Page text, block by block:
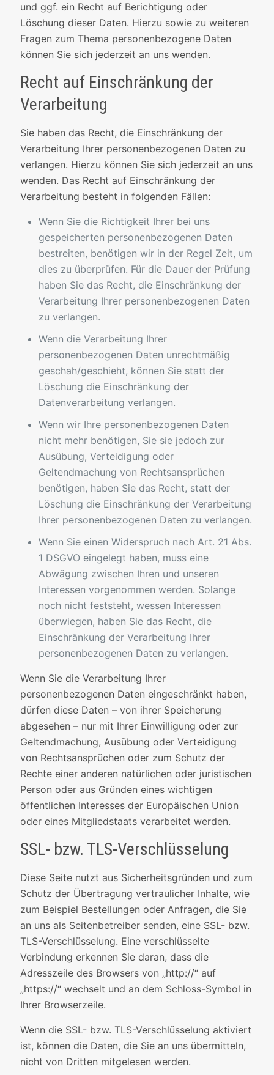
und ggf. ein Recht auf Berichtigung oder
Löschung dieser Daten. Hierzu sowie zu weiteren
Fragen zum Thema personenbezogene Daten
können Sie sich jederzeit an uns wenden.
Recht auf Einschränkung der
Verarbeitung
Sie haben das Recht, die Einschränkung der
Verarbeitung Ihrer personenbezogenen Daten zu
verlangen. Hierzu können Sie sich jederzeit an uns
wenden. Das Recht auf Einschränkung der
Verarbeitung besteht in folgenden Fällen:
Wenn Sie die Richtigkeit Ihrer bei uns
gespeicherten personenbezogenen Daten
bestreiten, benötigen wir in der Regel Zeit, um
dies zu überprüfen. Für die Dauer der Prüfung
haben Sie das Recht, die Einschränkung der
Verarbeitung Ihrer personenbezogenen Daten
zu verlangen.
Wenn die Verarbeitung Ihrer
personenbezogenen Daten unrechtmäßig
geschah/geschieht, können Sie statt der
Löschung die Einschränkung der
Datenverarbeitung verlangen.
Wenn wir Ihre personenbezogenen Daten
nicht mehr benötigen, Sie sie jedoch zur
Ausübung, Verteidigung oder
Geltendmachung von Rechtsansprüchen
benötigen, haben Sie das Recht, statt der
Löschung die Einschränkung der Verarbeitung
Ihrer personenbezogenen Daten zu verlangen.
Wenn Sie einen Widerspruch nach Art. 21 Abs.
1 DSGVO eingelegt haben, muss eine
Abwägung zwischen Ihren und unseren
Interessen vorgenommen werden. Solange
noch nicht feststeht, wessen Interessen
überwiegen, haben Sie das Recht, die
Einschränkung der Verarbeitung Ihrer
personenbezogenen Daten zu verlangen.
Wenn Sie die Verarbeitung Ihrer
personenbezogenen Daten eingeschränkt haben,
dürfen diese Daten – von ihrer Speicherung
abgesehen – nur mit Ihrer Einwilligung oder zur
Geltendmachung, Ausübung oder Verteidigung
von Rechtsansprüchen oder zum Schutz der
Rechte einer anderen natürlichen oder juristischen
Person oder aus Gründen eines wichtigen
öffentlichen Interesses der Europäischen Union
oder eines Mitgliedstaats verarbeitet werden.
SSL- bzw. TLS-Verschlüsselung
Diese Seite nutzt aus Sicherheitsgründen und zum
Schutz der Übertragung vertraulicher Inhalte, wie
zum Beispiel Bestellungen oder Anfragen, die Sie
an uns als Seitenbetreiber senden, eine SSL- bzw.
TLS-Verschlüsselung. Eine verschlüsselte
Verbindung erkennen Sie daran, dass die
Adresszeile des Browsers von „http://“ auf
„https://“ wechselt und an dem Schloss-Symbol in
Ihrer Browserzeile.
Wenn die SSL- bzw. TLS-Verschlüsselung aktiviert
ist, können die Daten, die Sie an uns übermitteln,
nicht von Dritten mitgelesen werden.